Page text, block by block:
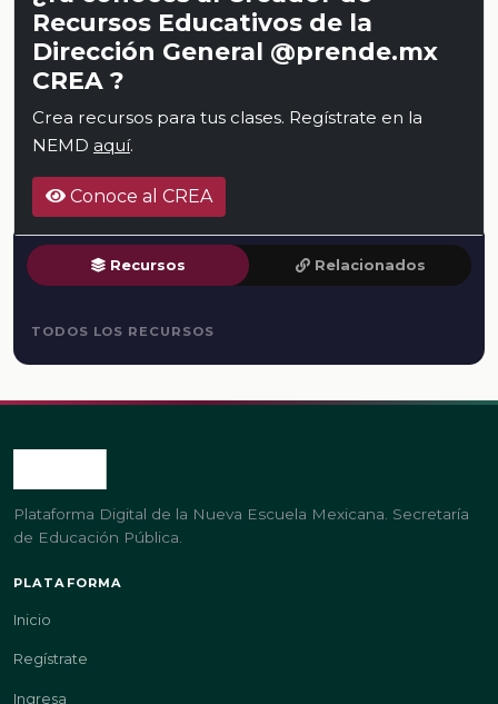
Recursos Educativos de la
Dirección General @prende.mx
CREA ?
Crea recursos para tus clases. Regístrate en la
NEMD aquí.
Conoce al CREA
Recursos Relacionados
TODOS LOS RECURSOS
Plataforma Digital de la Nueva Escuela Mexicana. Secretaría
de Educación Pública.
PLATAFORMA
Inicio
Regístrate
Ingresa